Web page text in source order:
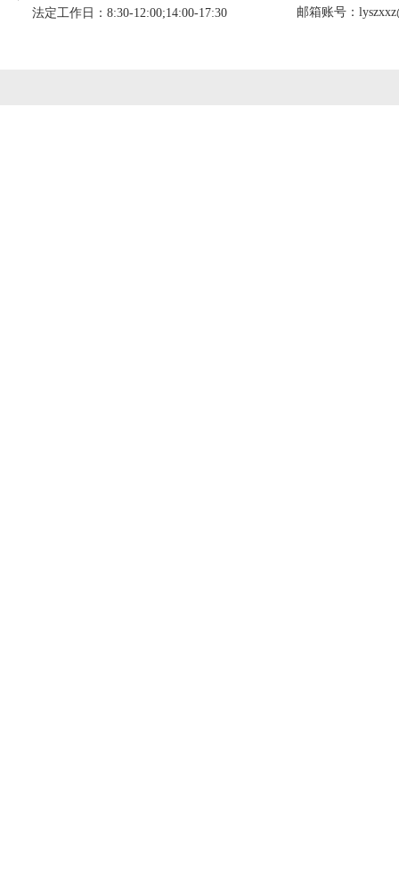
法定工作日：8:30-12:00;14:00-17:30
邮箱账号：